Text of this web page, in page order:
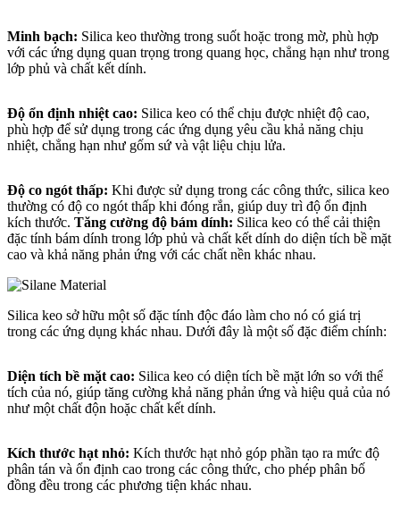
Minh bạch: Silica keo thường trong suốt hoặc trong mờ, phù hợp
với các ứng dụng quan trọng trong quang học, chẳng hạn như trong
lớp phủ và chất kết dính.
Độ ổn định nhiệt cao: Silica keo có thể chịu được nhiệt độ cao,
phù hợp để sử dụng trong các ứng dụng yêu cầu khả năng chịu
nhiệt, chẳng hạn như gốm sứ và vật liệu chịu lửa.
Độ co ngót thấp: Khi được sử dụng trong các công thức, silica keo
thường có độ co ngót thấp khi đóng rắn, giúp duy trì độ ổn định
kích thước. Tăng cường độ bám dính: Silica keo có thể cải thiện
đặc tính bám dính trong lớp phủ và chất kết dính do diện tích bề mặt
cao và khả năng phản ứng với các chất nền khác nhau.
Silica keo sở hữu một số đặc tính độc đáo làm cho nó có giá trị
trong các ứng dụng khác nhau. Dưới đây là một số đặc điểm chính:
Diện tích bề mặt cao: Silica keo có diện tích bề mặt lớn so với thể
tích của nó, giúp tăng cường khả năng phản ứng và hiệu quả của nó
như một chất độn hoặc chất kết dính.
Kích thước hạt nhỏ: Kích thước hạt nhỏ góp phần tạo ra mức độ
phân tán và ổn định cao trong các công thức, cho phép phân bố
đồng đều trong các phương tiện khác nhau.